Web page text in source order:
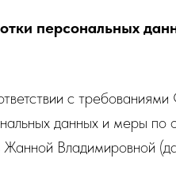
персональных
с
данных и меры по
Владимировной